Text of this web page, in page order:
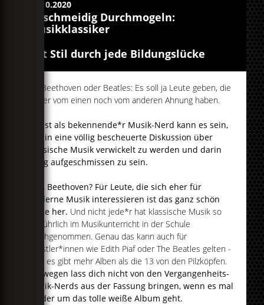
22.10.2020
Geschmeidig Durchmogeln:
Musikklassiker
Mit Stil durch jede Bildungslücke
Ob Beethoven oder Beatles: Es soll ja Leute geben, die
weder vom einen noch vom anderen Ahnung haben.
Selbst als bekennende*r Musik-Nerd kann es sein,
mal in eine völlig bescheuerte Diskussion über
klassische Musik verwickelt zu werden und darin
völlig aufgeschmissen zu sein.
Puh, Beethoven? Für Leute, die sich eher für
moderne Musik interessieren ist das ganz schön
lange her. Und nicht jede*r hat klassische Musik so
ausführlich im Musikunterricht in der Schule
durchgenommen. Genau das kann auch für
Künstler*innen wie Edith Piaf oder The Beatles gelten -
jaha, es gibt mehr Alben als die 13 von den Pilzköpfen.
Deswegen lass dich nicht von den Vergangenheits-
Musik-Nerds aus der Fassung bringen, wenn es mal
wieder um das tolle weiße Album geht.